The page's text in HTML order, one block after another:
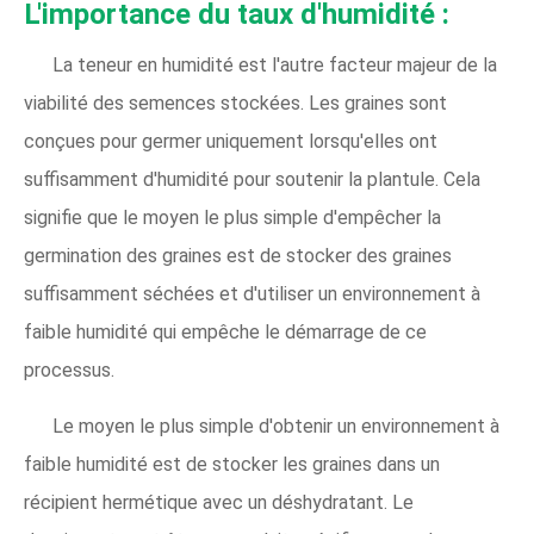
L'importance du taux d'humidité :
La teneur en humidité est l'autre facteur majeur de la
viabilité des semences stockées. Les graines sont
conçues pour germer uniquement lorsqu'elles ont
suffisamment d'humidité pour soutenir la plantule. Cela
signifie que le moyen le plus simple d'empêcher la
germination des graines est de stocker des graines
suffisamment séchées et d'utiliser un environnement à
faible humidité qui empêche le démarrage de ce
processus.
Le moyen le plus simple d'obtenir un environnement à
faible humidité est de stocker les graines dans un
récipient hermétique avec un déshydratant. Le